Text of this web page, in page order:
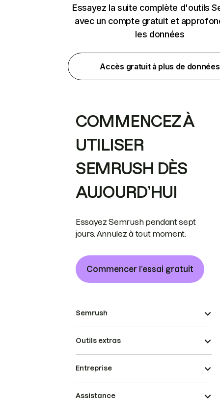
Essayez la suite complète d'outils
avec un compte gratuit et
les données
Accès gratuit à plus de données
COMMENCEZ À
UTILISER
SEMRUSH DÈS
AUJOURD’HUI
Essayez Semrush pendant sept
jours. Annulez à tout moment.
Commencer l’essai gratuit
Semrush
Outils extras
Entreprise
Assistance